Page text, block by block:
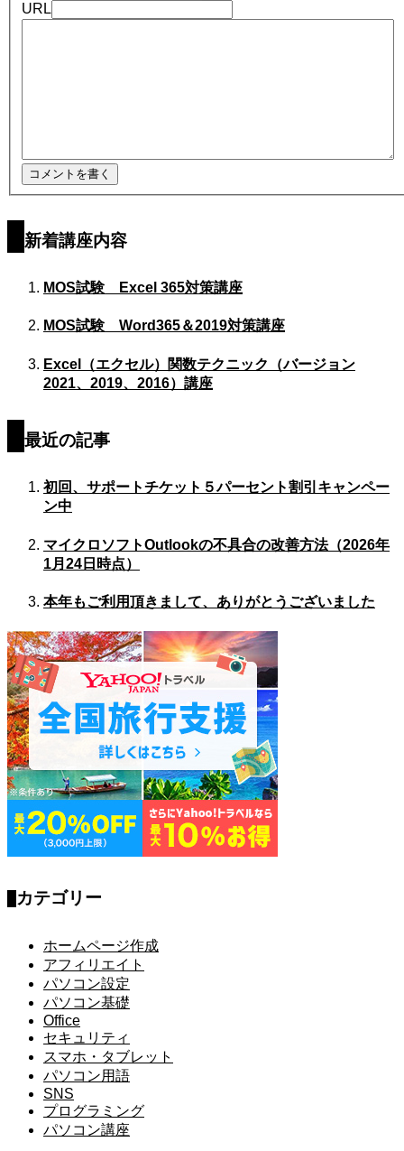
URL
新着講座内容
MOS試験 Excel 365対策講座
MOS試験 Word365＆2019対策講座
Excel（エクセル）関数テクニック（バージョン
2021、2019、2016）講座
最近の記事
初回、サポートチケット５パーセント割引キャンペー
ン中
マイクロソフトOutlookの不具合の改善方法（2026年
1月24日時点）
本年もご利用頂きまして、ありがとうございました
カテゴリー
ホームページ作成
アフィリエイト
パソコン設定
パソコン基礎
Office
セキュリティ
スマホ・タブレット
パソコン用語
SNS
プログラミング
パソコン講座